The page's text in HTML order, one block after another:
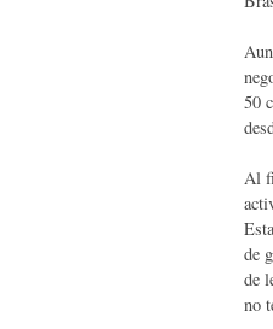
50
Al
de
de
no